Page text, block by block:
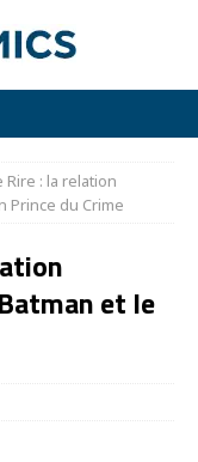
Rire : la relation
Prince du Crime
et le